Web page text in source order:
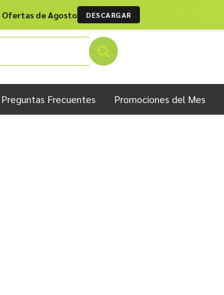
Ofertas de Agosto DESCARGAR
Preguntas Frecuentes Promociones del Mes